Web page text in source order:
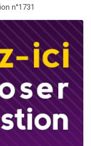
n°1731